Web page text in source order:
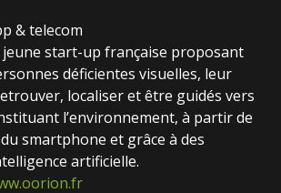
& telecom
start-up française proposant
déficientes visuelles, leur
localiser et être guidés vers
l’environnement, à partir de
smartphone et grâce à des
artificielle.